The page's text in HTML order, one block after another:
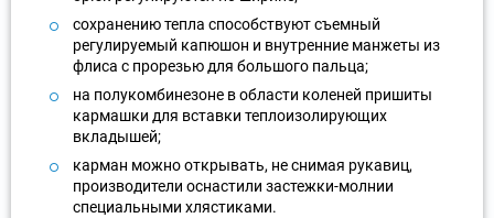
сохранению тепла способствуют съемный
регулируемый капюшон и внутренние манжеты из
флиса с прорезью для большого пальца;
на полукомбинезоне в области коленей пришиты
кармашки для вставки теплоизолирующих
вкладышей;
карман можно открывать, не снимая рукавиц,
производители оснастили застежки-молнии
специальными хлястиками.